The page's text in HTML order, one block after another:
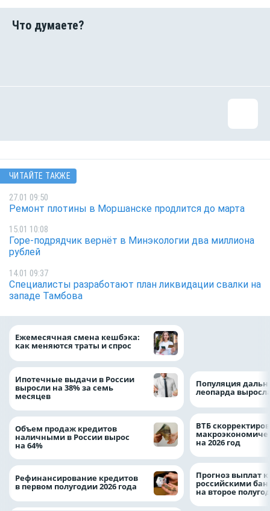
ЧИТАЙТЕ ТАКЖЕ
27.01 09:50
Ремонт плотины в Моршанске продлится до марта
15.01 10:08
Горе-подрядчик вернёт в Минэкологии два миллиона
рублей
14.01 09:37
Специалисты разработают план ликвидации свалки на
западе Тамбова
Ежемесячная смена кешбэка:
как меняются траты и спрос
Ипотечные выдачи в России
выросли на 38% за семь
месяцев
Объем продаж кредитов
наличными в России вырос
на 64%
Рефинансирование кредитов
в первом полугодии 2026 года
Популяция
леопарда
ВТБ
на 2026 год
Прогноз выплат
российскими
на второе